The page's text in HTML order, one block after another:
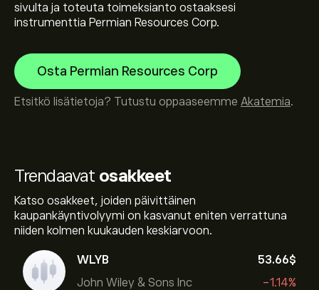
Trendaavat osakkeet
Katso osakkeet, joiden päivittäinen
kaupankäyntivolyymi on kasvanut eniten verrattuna
niiden kolmen kuukauden keskiarvoon.
WLYB
John Wiley & Sons Inc
53.66‎$‎
-1.14%
sivulta ja toteuta toimeksianto ostaaksesi
instrumenttia Permian Resources Corp.
Osta Permian Resources Corp
Etsitkö lisätietoja? Tutustu oppaaseemme Akatemia.